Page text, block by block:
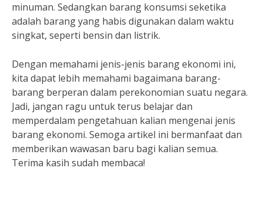
minuman. Sedangkan barang konsumsi seketika
adalah barang yang habis digunakan dalam waktu
singkat, seperti bensin dan listrik.
Dengan memahami jenis-jenis barang ekonomi ini,
kita dapat lebih memahami bagaimana barang-
barang berperan dalam perekonomian suatu negara.
Jadi, jangan ragu untuk terus belajar dan
memperdalam pengetahuan kalian mengenai jenis
barang ekonomi. Semoga artikel ini bermanfaat dan
memberikan wawasan baru bagi kalian semua.
Terima kasih sudah membaca!